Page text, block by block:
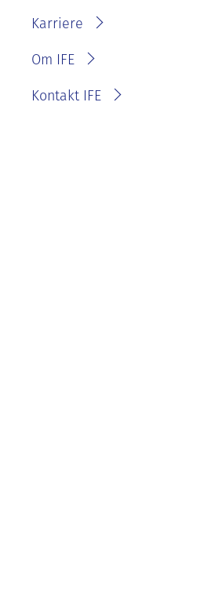
Karriere
Om IFE
Personvernerklæring for
Kontakt IFE
Fakturainformasjon
Varsling eller melde